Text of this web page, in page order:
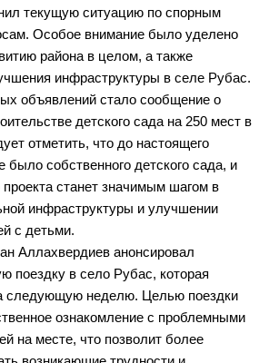
текущую ситуацию по спорным
Особое внимание было уделено
района в целом, а также
инфраструктуры в селе Рубас.
объявлений стало сообщение о
детского сада на 250 мест в
отметить, что до настоящего
было собственного детского сада, и
проекта станет значимым шагом в
инфраструктуры и улучшении
с детьми.
Аллахвердиев анонсировал
поездку в село Рубас, которая
следующую неделю. Целью поездки
ознакомление с проблемными
на месте, что позволит более